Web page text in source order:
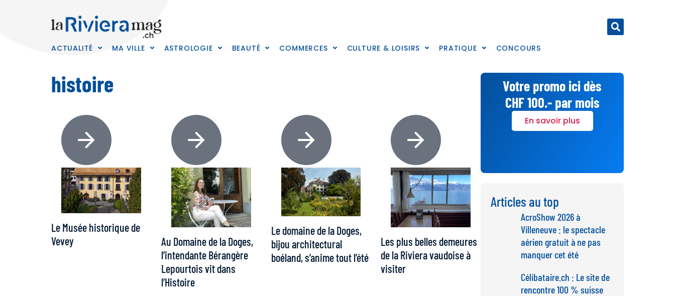
ACTUALITÉ MA VILLE ASTROLOGIE BEAUTÉ COMMERCES CULTURE & LOISIRS PRATIQUE CONCOURS
histoire
Le Musée historique de
Vevey
Au Domaine de la Doges,
l’intendante Bérangère
Lepourtois vit dans
l’Histoire
Le domaine de la Doges,
bijou architectural
boéland, s’anime tout l’été
Les plus belles demeures
de la Riviera vaudoise à
visiter
Votre promo ici dès
CHF 100.- par mois
En savoir plus
Articles au top
AcroShow 2026 à
Villeneuve : le spectacle
aérien gratuit à ne pas
manquer cet été
Célibataire.ch : Le site de
rencontre 100 % suisse